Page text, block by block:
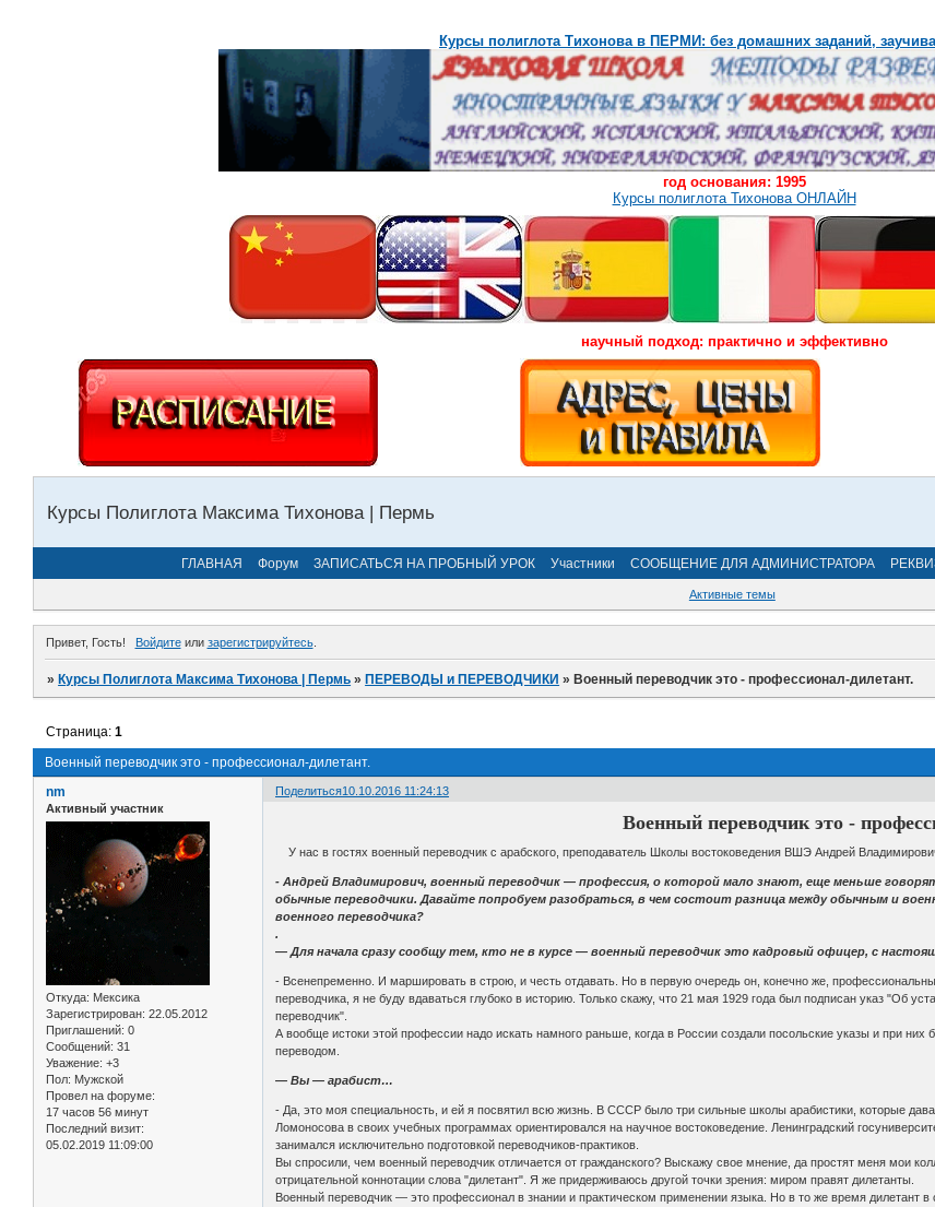
Курсы полиглота Тихонова в ПЕРМИ: без домашних заданий,
год основания: 1995
Курсы полиглота Тихонова ОНЛАЙН
научный подход: практично и эффективно
Курсы Полиглота Максима Тихонова | Пермь
ГЛАВНАЯ Форум ЗАПИСАТЬСЯ НА ПРОБНЫЙ УРОК Участники СООБЩЕНИЕ ДЛЯ АДМИНИСТРАТОРА
Активные темы
Привет, Гость! Войдитеили зарегистрируйтесь.
»Курсы Полиглота Максима Тихонова | Пермь »ПЕРЕВОДЫ и ПЕРЕВОДЧИКИ »Военный переводчик это - профессионал-дилетант.
Военный переводчик это - профессионал-дилетант.
Страница:1
Поделиться10.10.2016 11:24:13
nm
Активный участник
Откуда: Мексика
Зарегистрирован: 22.05.2012
Приглашений: 0
Сообщений: 31
Уважение: +3
Пол: Мужской
Провел на форуме:
17 часов 56 минут
Последний визит:
05.02.2019 11:09:00
Военный переводчик это -
У нас в гостях военный переводчик с арабского, преподаватель Школы востоковедения ВШЭ Андрей
- Андрей Владимирович, военный переводчик — профессия, о которой мало знают, еще меньше
обычные переводчики. Давайте попробуем разобраться, в чем состоит разница между обычным и
военного переводчика?
.
— Для начала сразу сообщу тем, кто не в курсе — военный переводчик это кадровый офицер, с
- Всенепременно. И маршировать в строю, и честь отдавать. Но в первую очередь он, конечно же,
переводчика, я не буду вдаваться глубоко в историю. Только скажу, что 21 мая 1929 года был подписан указ "Об
переводчик".
А вообще истоки этой профессии надо искать намного раньше, когда в России создали посольские указы и при
переводом.
— Вы — арабист…
- Да, это моя специальность, и ей я посвятил всю жизнь. В СССР было три сильные школы арабистики, которые
Ломоносова в своих учебных программах ориентировался на научное востоковедение. Ленинградский
занимался исключительно подготовкой переводчиков-практиков.
Вы спросили, чем военный переводчик отличается от гражданского? Выскажу свое мнение, да простят меня мои
отрицательной коннотации слова "дилетант". Я же придерживаюсь другой точки зрения: миром правят дилетанты.
Военный переводчик — это профессионал в знании и практическом применении языка. Но в то же время дилетант